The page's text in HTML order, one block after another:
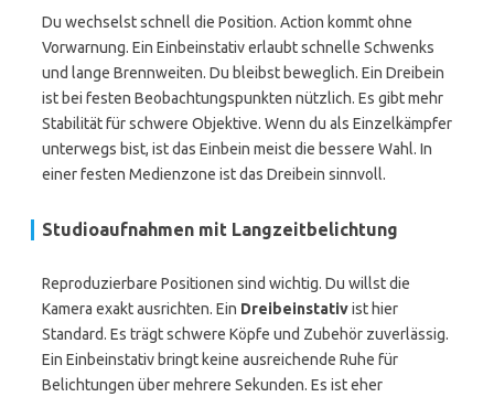
Du wechselst schnell die Position. Action kommt ohne
Vorwarnung. Ein Einbeinstativ erlaubt schnelle Schwenks
und lange Brennweiten. Du bleibst beweglich. Ein Dreibein
ist bei festen Beobachtungspunkten nützlich. Es gibt mehr
Stabilität für schwere Objektive. Wenn du als Einzelkämpfer
unterwegs bist, ist das Einbein meist die bessere Wahl. In
einer festen Medienzone ist das Dreibein sinnvoll.
Studioaufnahmen mit Langzeitbelichtung
Reproduzierbare Positionen sind wichtig. Du willst die
Kamera exakt ausrichten. Ein Dreibeinstativist hier
Standard. Es trägt schwere Köpfe und Zubehör zuverlässig.
Ein Einbeinstativ bringt keine ausreichende Ruhe für
Belichtungen über mehrere Sekunden. Es ist eher